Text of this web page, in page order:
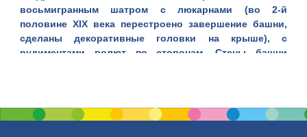
восьмигранным шатром с люкарнами (во 2-й
половине ХIХ века перестроено завершение башни,
сделаны декоративные головки на крыше), с
рудиментами волют по сторонам. Стены башни
интерьер перекрыт плоским потолком. Стены
разделены пилястрами. Около западной стены хоры